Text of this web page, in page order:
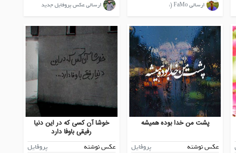
ارسالی FaMo (: ارسالی عکس پروفایل جدید
پشت من خدا بوده همیشه
عکس نوشته
پروفایل
خوشا آن کسی که در این دنیا
رفیقی باوفا دارد
عکس نوشته
پروفایل